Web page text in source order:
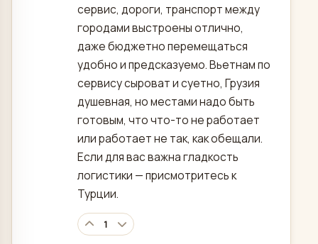
сервис, дороги, транспорт между
городами выстроены отлично,
даже бюджетно перемещаться
удобно и предсказуемо. Вьетнам по
сервису сыроват и суетно, Грузия
душевная, но местами надо быть
готовым, что что-то не работает
или работает не так, как обещали.
Если для вас важна гладкость
логистики — присмотритесь к
Турции.
1